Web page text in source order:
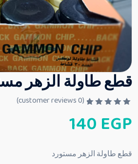
قطع طاولة الزهر
م
ا
ي
(
0
140 EGP
قطع طاولة الزهر مستورد